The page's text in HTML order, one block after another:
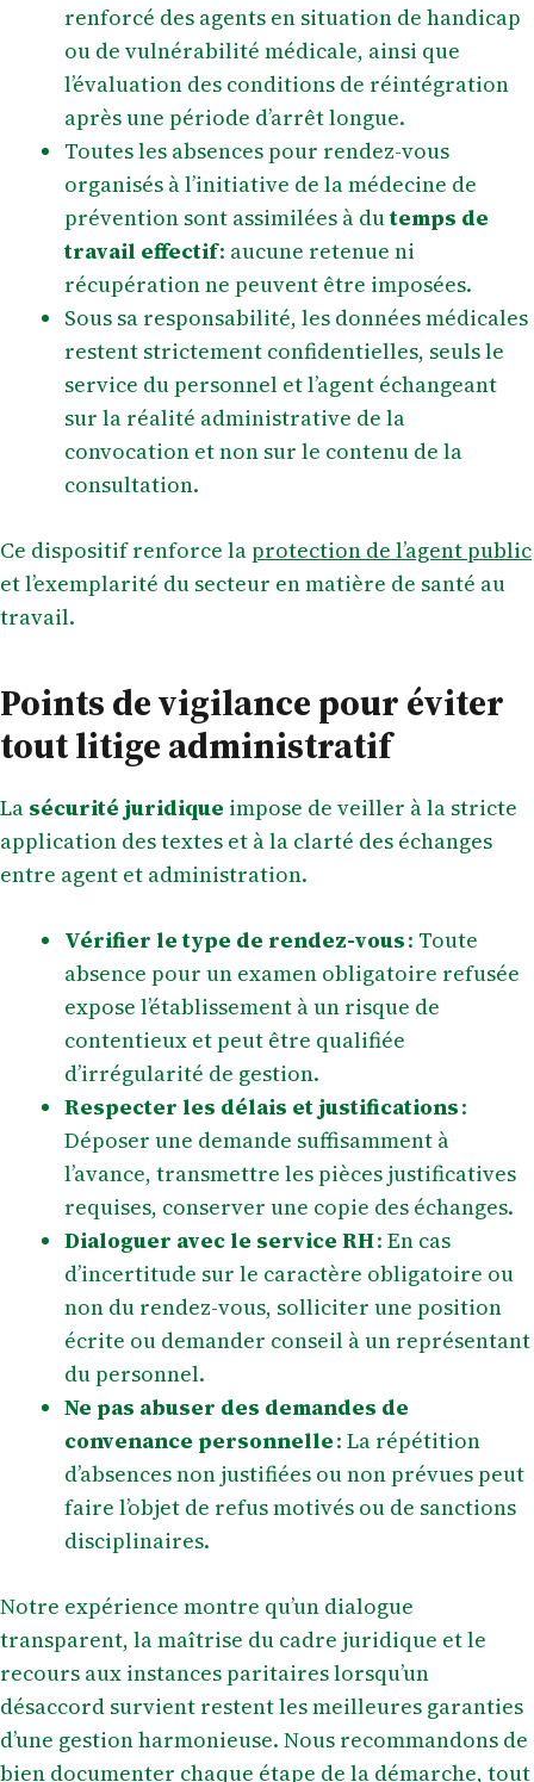
renforcé des agents en situation de handicap
ou de vulnérabilité médicale, ainsi que
l’évaluation des conditions de réintégration
après une période d’arrêt longue.
Toutes les absences pour rendez-vous
organisés à l’initiative de la médecine de
prévention sont assimilées à dutemps de
travail effectif: aucune retenue ni
récupération ne peuvent être imposées.
Sous sa responsabilité, les données médicales
restent strictement confidentielles, seuls le
service du personnel et l’agent échangeant
sur la réalité administrative de la
convocation et non sur le contenu de la
consultation.
Ce dispositif renforce laprotection de l’agent public
et l’exemplarité du secteur en matière de santé au
travail.
Points de vigilance pour éviter
tout litige administratif
La sécurité juridique impose de veiller à la stricte
application des textes et à la clarté des échanges
entre agent et administration.
Vérifier le type de rendez-vous: Toute
absence pour un examen obligatoire refusée
expose l’établissement à un risque de
contentieux et peut être qualifiée
d’irrégularité de gestion.
Respecter les délais et justifications:
Déposer une demande suffisamment à
l’avance, transmettre les pièces justificatives
requises, conserver une copie des échanges.
Dialoguer avec le service RH: En cas
d’incertitude sur le caractère obligatoire ou
non du rendez-vous, solliciter une position
écrite ou demander conseil à un représentant
du personnel.
Ne pas abuser des demandes de
convenance personnelle: La répétition
d’absences non justifiées ou non prévues peut
faire l’objet de refus motivés ou de sanctions
disciplinaires.
Notre expérience montre qu’un dialogue
transparent, la maîtrise du cadre juridique et le
recours aux instances paritaires lorsqu’un
désaccord survient restent les meilleures garanties
d’une gestion harmonieuse. Nous recommandons de
bien documenter chaque étape de la démarche, tout